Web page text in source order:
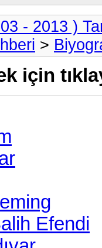
- 2013 )
>
için
Efendi